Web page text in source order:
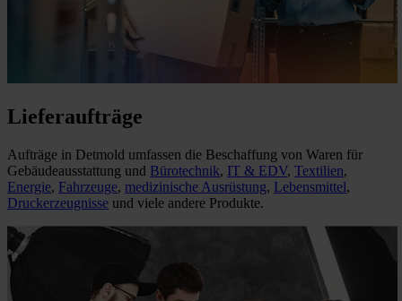
Lieferaufträge
Aufträge in Detmold umfassen die Beschaffung von Waren für
Gebäudeausstattung und Bürotechnik, IT & EDV, Textilien,
Energie, Fahrzeuge, medizinische Ausrüstung, Lebensmittel,
Druckerzeugnisse und viele andere Produkte.